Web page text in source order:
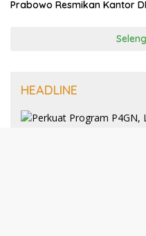
Prabowo Resmikan Kantor
HEADLINE